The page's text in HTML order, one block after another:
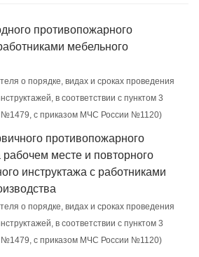
противопожарного
мебельного
о порядке, видах и сроках проведения
в соответствии с пунктом 3
с приказом МЧС России №1120)
противопожарного
рабочем месте и повторного
инструктажа с работниками
о порядке, видах и сроках проведения
в соответствии с пунктом 3
с приказом МЧС России №1120)